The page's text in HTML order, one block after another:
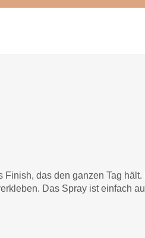
das den ganzen Tag hält.
Das Spray ist einfach